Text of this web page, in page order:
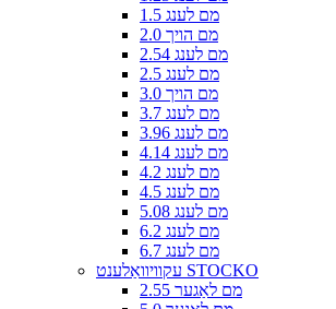
1.5 מם לענג
2.0 מם הויך
2.54 מם לענג
2.5 מם לענג
3.0 מם הויך
3.7 מם לענג
3.96 מם לענג
4.14 מם לענג
4.2 מם לענג
4.5 מם לענג
5.08 מם לענג
6.2 מם לענג
6.7 מם לענג
עקוויוואַלענט STOCKO
2.55 מם לאַגער